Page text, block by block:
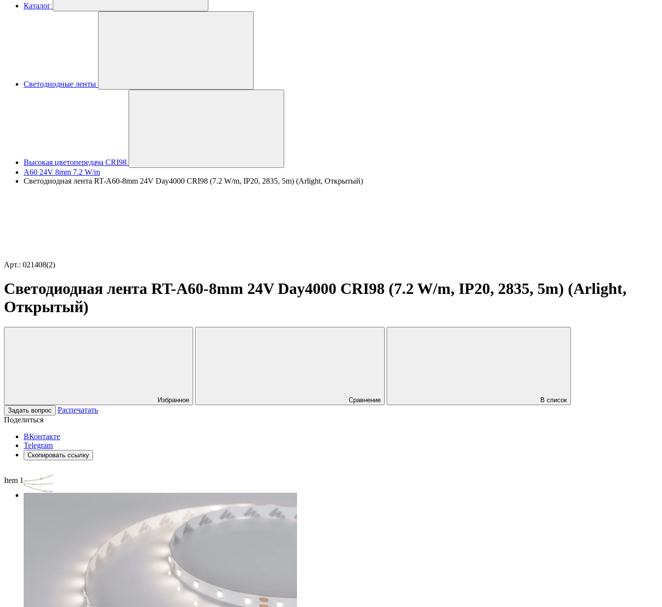
Каталог
Светодиодные ленты
Высокая цветопередача CRI98
A60 24V 8mm 7.2 W/m
Светодиодная лента RT-A60-8mm 24V Day4000 CRI98 (7.2 W/m, IP20, 2835, 5m) (Arlight, Открытый)
Арт.: 021408(2)
Светодиодная лента RT-A60-8mm 24V Day4000 CRI98 (7.2 W/m, IP20, 2835, 5m) (Arlight,
Открытый)
Избранное Сравнение
В список
Задать вопрос
Распечатать
Поделиться
ВКонтакте
Telegram
Скопировать ссылку
Item 1 of 4